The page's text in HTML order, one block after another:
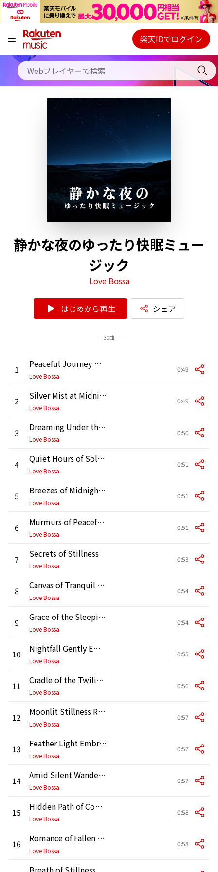
キャンペーン
料金プラン
使い方
初回30日間無料お試し
Webプレイヤー
ご契約内容の確認・変更
楽天IDでログイン
静かな夜のゆったり快眠ミュー
ジック
Love Bossa
はじめから再生 シェア
30曲
1 Peaceful Journey Within
Love Bossa
0:49
2 Silver Mist at Midnight
Love Bossa
0:49
3 Dreaming Under the Sky
Love Bossa
0:50
4 Quiet Hours of Solace
Love Bossa
0:51
5 Breezes of Midnight Calm
Love Bossa
0:51
6 Murmurs of Peaceful Wind
Love Bossa
0:51
7 Secrets of Stillness
Love Bossa
0:53
8 Canvas of Tranquil Dreams
Love Bossa
0:54
9 Grace of the Sleeping World
Love Bossa
0:54
10 Nightfall Gently Embraced
Love Bossa
0:55
11 Cradle of the Twilight
Love Bossa
0:56
12 Moonlit Stillness Reflects
Love Bossa
0:57
13 Feather Light Embrace
Love Bossa
0:57
14 Amid Silent Wanderings
Love Bossa
0:57
15 Hidden Path of Comfort
Love Bossa
0:58
16 Romance of Fallen Light
Love Bossa
0:58
Breath of Stillness